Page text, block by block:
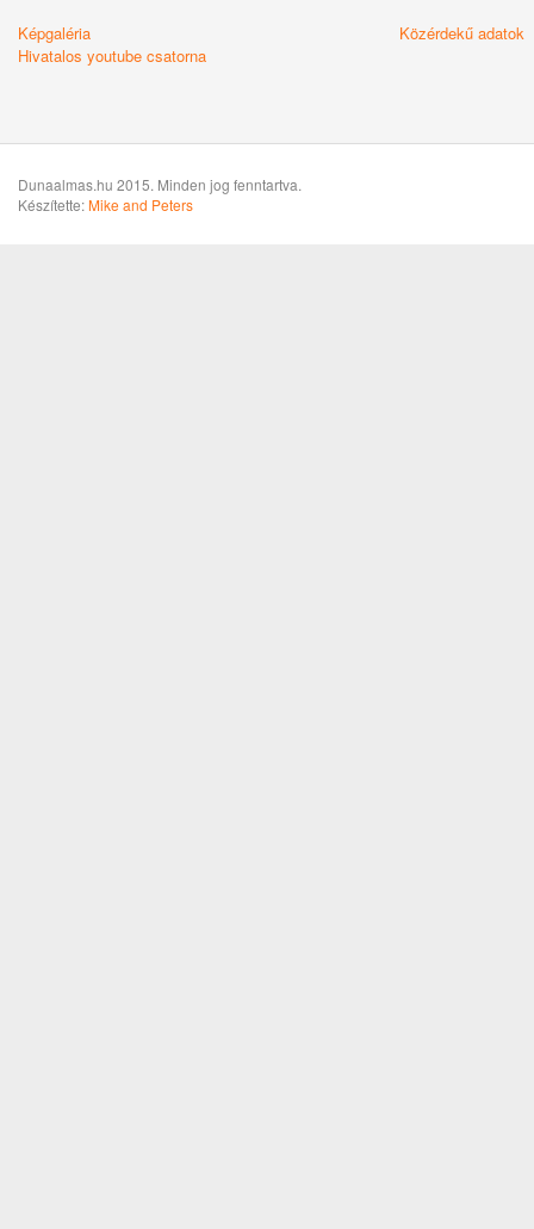
Képgaléria
Hivatalos youtube csatorna
Közérdekű adatok
Dunaalmas.hu 2015. Minden jog fenntartva.
Készítette:Mike and Peters